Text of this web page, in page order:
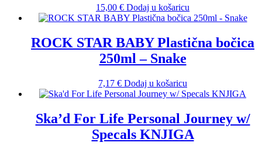
15,00 € Dodaj u košaricu
ROCK STAR BABY Plastična bočica
250ml – Snake
7,17 € Dodaj u košaricu
Ska’d For Life Personal Journey w/
Specals KNJIGA